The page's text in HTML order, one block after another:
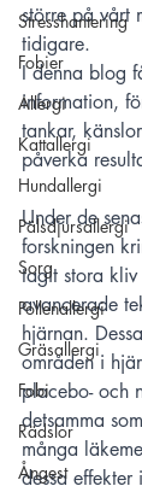
Stresshantering
Fobier
Allergi
Kattallergi
Hundallergi
Pälsdjursallergi
Sorg
Pollenallergi
Gräsallergi
Fobi
Rädslor
Ångest
större på vårt
tidigare.
I denna blog
information,
tankar,
påverka
Under de
forskningen
tagit stora
avancerade
hjärnan.
områden i
placebo- och
detsamma
många
dessa